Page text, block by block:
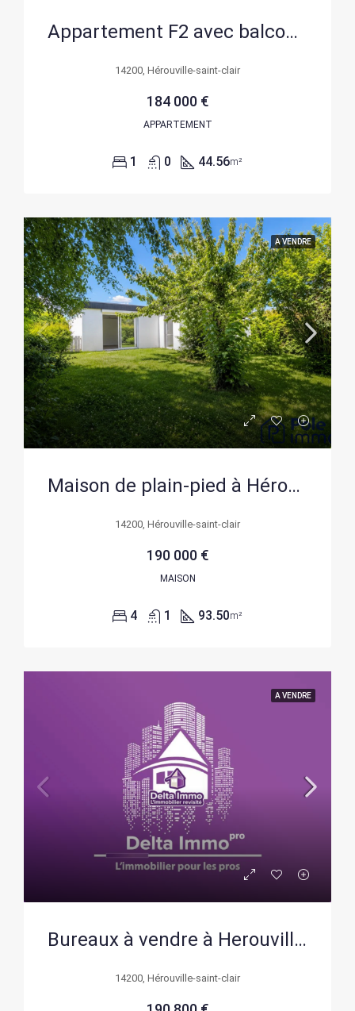
Appartement F2 avec balcon sud à Montmorency – Très bon état et parking inclus
14200, Hérouville-saint-clair
184 000 €
APPARTEMENT
1 0 44.56m²
A VENDRE
Maison de plain-pied à Hérouville-Saint-Clair avec 4 chambres et garage
14200, Hérouville-saint-clair
190 000 €
MAISON
4 1 93.50m²
A VENDRE
Bureaux à vendre à Herouville-Saint-Clair (14) – 122 m² en 4ème étage
14200, Hérouville-saint-clair